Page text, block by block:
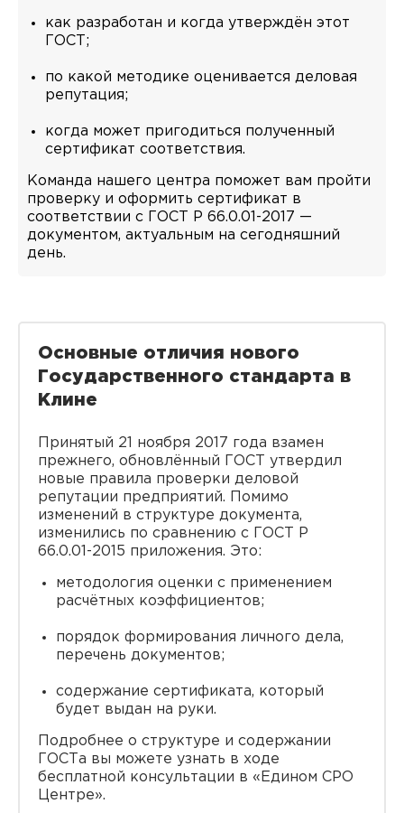
как разработан и когда утверждён этот
ГОСТ;
по какой методике оценивается деловая
репутация;
когда может пригодиться полученный
сертификат соответствия.
Команда нашего центра поможет вам пройти
проверку и оформить сертификат в
соответствии с ГОСТ Р 66.0.01-2017 —
документом, актуальным на сегодняшний
день.
Основные отличия нового
Государственного стандарта в
Клине
Принятый 21 ноября 2017 года взамен
прежнего, обновлённый ГОСТ утвердил
новые правила проверки деловой
репутации предприятий. Помимо
изменений в структуре документа,
изменились по сравнению с ГОСТ Р
66.0.01-2015 приложения. Это:
методология оценки с применением
расчётных коэффициентов;
порядок формирования личного дела,
перечень документов;
содержание сертификата, который
будет выдан на руки.
Подробнее о структуре и содержании
ГОСТа вы можете узнать в ходе
бесплатной консультации в «Едином СРО
Центре».